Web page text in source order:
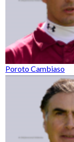
Poroto Cambiaso